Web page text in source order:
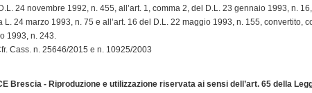
24 novembre 1992, n. 455, all’art. 1, comma 2, del D.L. 23 gennaio 1993, n.
L. 24 marzo 1993, n. 75 e all’art. 16 del D.L. 22 maggio 1993, n. 155, convertito,
1993, n. 243.
Cass. n. 25646/2015 e n. 10925/2003
Brescia - Riproduzione e utilizzazione riservata ai sensi dell’art. 65 della